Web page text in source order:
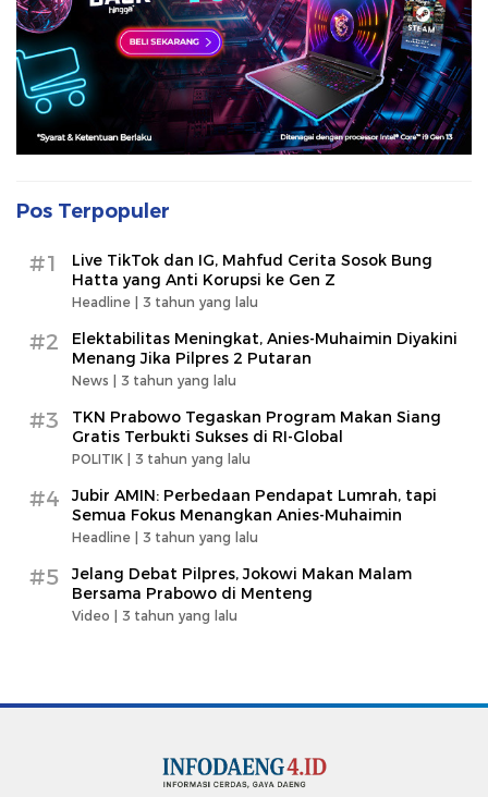
Pos Terpopuler
#1
Live TikTok dan IG, Mahfud Cerita Sosok Bung
Hatta yang Anti Korupsi ke Gen Z
Headline | 3 tahun yang lalu
#2
Elektabilitas Meningkat, Anies-Muhaimin Diyakini
Menang Jika Pilpres 2 Putaran
News | 3 tahun yang lalu
#3
TKN Prabowo Tegaskan Program Makan Siang
Gratis Terbukti Sukses di RI-Global
POLITIK | 3 tahun yang lalu
#4
Jubir AMIN: Perbedaan Pendapat Lumrah, tapi
Semua Fokus Menangkan Anies-Muhaimin
Headline | 3 tahun yang lalu
#5
Jelang Debat Pilpres, Jokowi Makan Malam
Bersama Prabowo di Menteng
Video | 3 tahun yang lalu